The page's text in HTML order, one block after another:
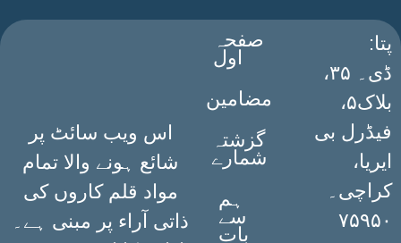
:پتا
ڈی۔ ۳۵،
بلاک۵،
فیڈرل بی
ایریا،
کراچی۔
۷۵۹۵۰
صفحہ
اول
مضامین
گزشتہ
شمارے
ہم
سے
بات
اس ویب سائٹ پر
شائع ہونے والا تمام
مواد قلم کاروں کی
ذاتی آراء پر مبنی ہے۔